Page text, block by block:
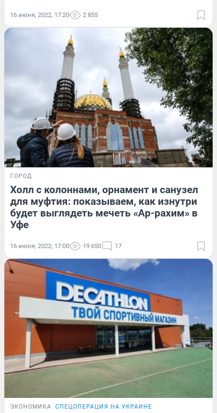
16 июня, 2022, 17:20 2 855
ГОРОД
Холл с колоннами, орнамент и санузел
для муфтия: показываем, как изнутри
будет выглядеть мечеть «Ар-рахим» в
Уфе
16 июня, 2022, 17:00 19 650 17
ЭКОНОМИКА СПЕЦОПЕРАЦИЯ НА УКРАИНЕ